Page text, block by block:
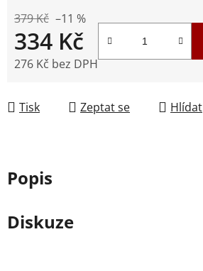
379 Kč –11 %
334 Kč
276 Kč bez DPH
Tisk Zeptat se Hlídat
Popis
Diskuze